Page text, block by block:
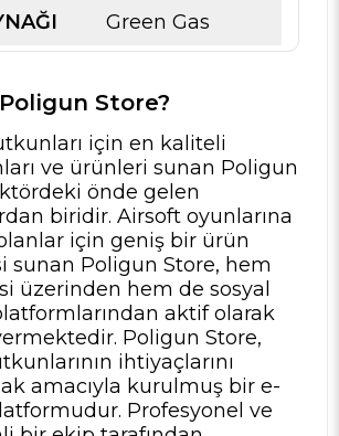
Green Gas
Store?
için en kaliteli
ve ürünleri sunan Poligun
önde gelen
biridir. Airsoft oyunlarına
için geniş bir ürün
sunan Poligun Store, hem
üzerinden hem de sosyal
aktif olarak
Poligun Store,
ihtiyaçlarını
amacıyla kurulmuş bir e-
Profesyonel ve